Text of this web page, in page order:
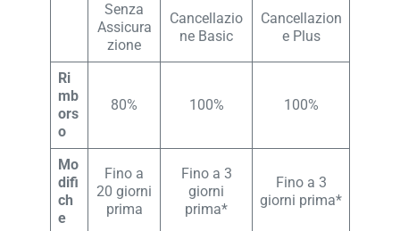
Senza
Assicura
zione
Cancellazio
ne Basic
Cancellazion
e Plus
Ri
mb
ors
o
80% 100% 100%
Mo
difi
ch
e
Fino a
20 giorni
prima
Fino a 3
giorni
prima*
Fino a 3
giorni prima*